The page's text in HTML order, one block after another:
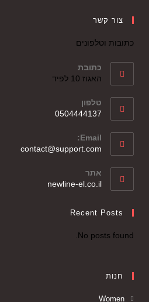
צור קשר
כתובות וטלפונים
כתובת
האגוז 10 לפיד
טלפון
0504444137
Email:
contact@support.com
אתר
newline-el.co.il
Recent Posts
No posts found.
חנות
Women